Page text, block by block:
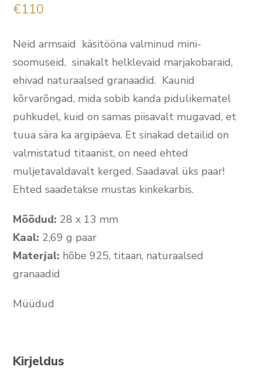
€110
Neid armsaid käsitööna valminud mini-
soomuseid, sinakalt helklevaid marjakobaraid,
ehivad naturaalsed granaadid. Kaunid
kõrvarõngad, mida sobib kanda pidulikematel
puhkudel, kuid on samas piisavalt mugavad, et
tuua sära ka argipäeva. Et sinakad detailid on
valmistatud titaanist, on need ehted
muljetavaldavalt kerged. Saadaval üks paar!
Ehted saadetakse mustas kinkekarbis.
Mõõdud: 28 x 13 mm
Kaal: 2,69 g paar
Materjal: hõbe 925, titaan, naturaalsed
granaadid
Müüdud
Kirjeldus